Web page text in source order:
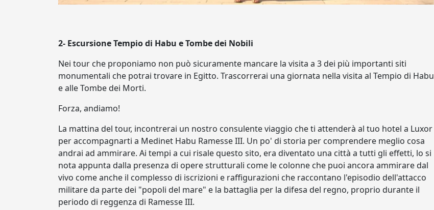
2- Escursione Tempio di Habu e Tombe dei Nobili
Nei tour che proponiamo non può sicuramente mancare la visita a 3 dei più importanti siti
monumentali che potrai trovare in Egitto. Trascorrerai una giornata nella visita al Tempio di Habu
e alle Tombe dei Morti.
Forza, andiamo!
La mattina del tour, incontrerai un nostro consulente viaggio che ti attenderà al tuo hotel a Luxor
per accompagnarti a Medinet Habu Ramesse III. Un po' di storia per comprendere meglio cosa
andrai ad ammirare. Ai tempi a cui risale questo sito, era diventato una città a tutti gli effetti, lo si
nota appunta dalla presenza di opere strutturali come le colonne che puoi ancora ammirare dal
vivo come anche il complesso di iscrizioni e raffigurazioni che raccontano l'episodio dell'attacco
militare da parte dei "popoli del mare" e la battaglia per la difesa del regno, proprio durante il
periodo di reggenza di Ramesse III.